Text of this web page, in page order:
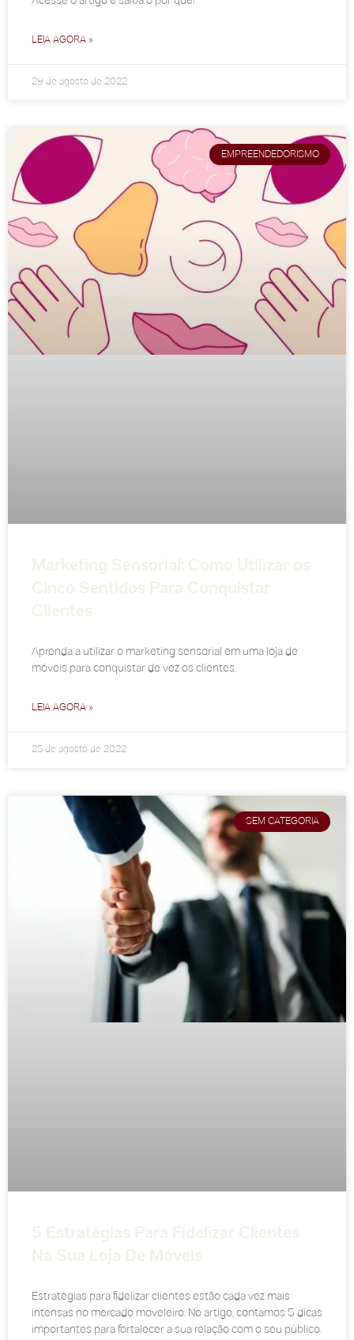
LEIA AGORA »
29 de agosto de 2022
EMPREENDEDORISMO
Marketing Sensorial: Como Utilizar os
Cinco Sentidos Para Conquistar
Clientes
Aprenda a utilizar o marketing sensorial em uma loja de
móveis para conquistar de vez os clientes.
LEIA AGORA »
25 de agosto de 2022
SEM CATEGORIA
5 Estratégias Para Fidelizar Clientes
Na Sua Loja De Móveis
Estratégias para fidelizar clientes estão cada vez mais
intensas no mercado moveleiro. No artigo, contamos 5 dicas
importantes para fortalecer a sua relação com o seu público.